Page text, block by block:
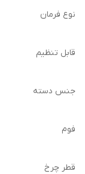
نوع فرمان
قابل تنظیم
جنس دسته
فوم
قطر چرخ